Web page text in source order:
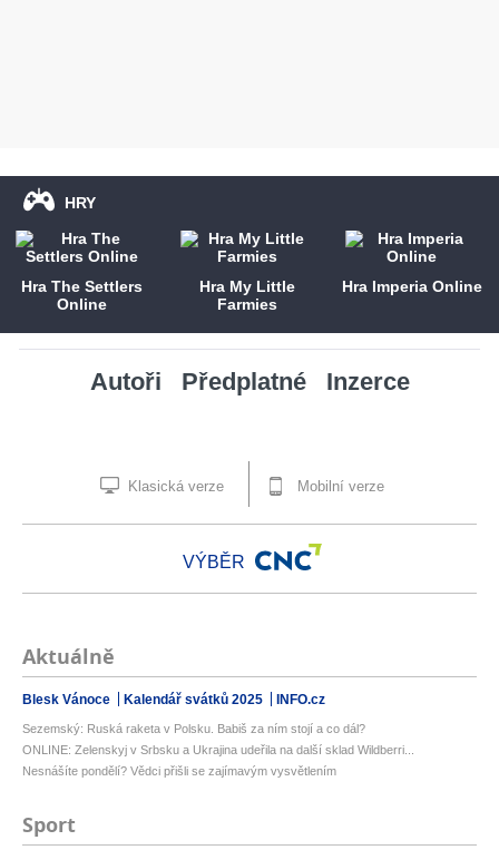
HRY
Hra The Settlers
Online
Hra My Little
Farmies
Hra Imperia Online
Autoři Předplatné Inzerce
Klasická verze Mobilní verze
VÝBĚR
Aktuálně
Blesk Vánoce Kalendář svátků 2025 INFO.cz
Sezemský: Ruská raketa v Polsku. Babiš za ním stojí a co dál?
ONLINE: Zelenskyj v Srbsku a Ukrajina udeřila na další sklad Wildberri...
Nesnášíte pondělí? Vědci přišli se zajímavým vysvětlením
Sport